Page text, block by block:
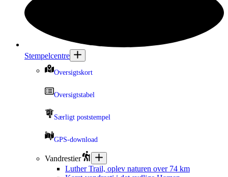
Stempelcentre
Oversigtskort
Oversigtstabel
Særligt poststempel
GPS-download
Vandrestier
Luther Trail, oplev naturen over 74 km